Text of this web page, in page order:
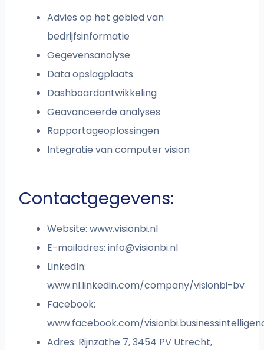
Advies op het gebied van
bedrijfsinformatie
Gegevensanalyse
Data opslagplaats
Dashboardontwikkeling
Geavanceerde analyses
Rapportageoplossingen
Integratie van computer vision
Contactgegevens:
Website: www.visionbi.nl
E-mailadres:info@visionbi.nl
LinkedIn:
www.nl.linkedin.com/company/visionbi-bv
Facebook:
www.facebook.com/
Adres: Rijnzathe 7, 3454 PV Utrecht,